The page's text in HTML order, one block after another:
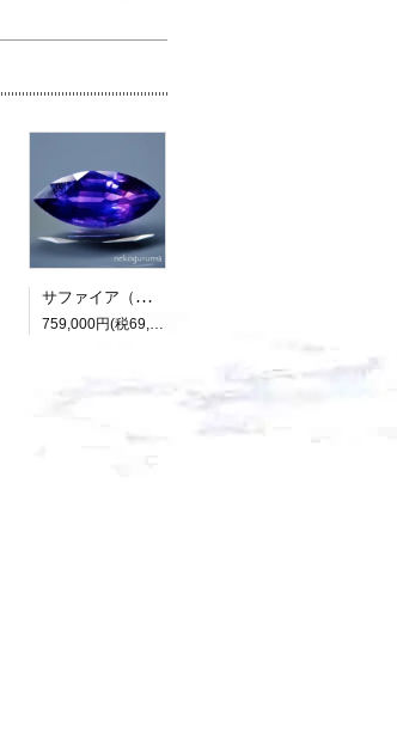
サファイア（パーティカラード）：2.136ct（非加熱：中宝研鑑別書付属）
759,000円(税69,000円)